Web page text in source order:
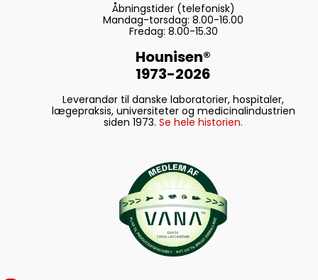
Åbningstider (telefonisk)
Mandag-torsdag: 8.00-16.00
Fredag: 8.00-15.30
Hounisen®
1973-2026
Leverandør til danske laboratorier, hospitaler,
lægepraksis, universiteter og medicinalindustrien
siden 1973. Se hele historien.